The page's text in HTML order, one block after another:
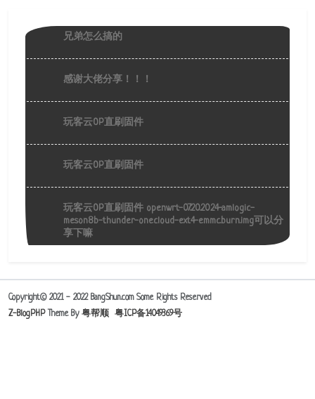
兄弟怎么搞的
感谢大佬分享！！！
玩客云OP直刷固件
玩客云OP直刷固件
玩客云OP直刷固件 openwrt-07.20.2024-amlogic-
meson8b-thunder-onecloud-ext4-emmc.burn.img可以分
享下嘛
Copyright© 2021 - 2022 BangShun.com Some Rights Reserved
Z-BlogPHPTheme By 粤帮顺 粤ICP备14049369号